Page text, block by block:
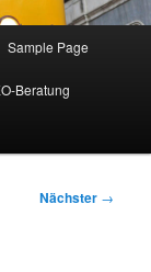
Sample Page
Beratung
Nächster →